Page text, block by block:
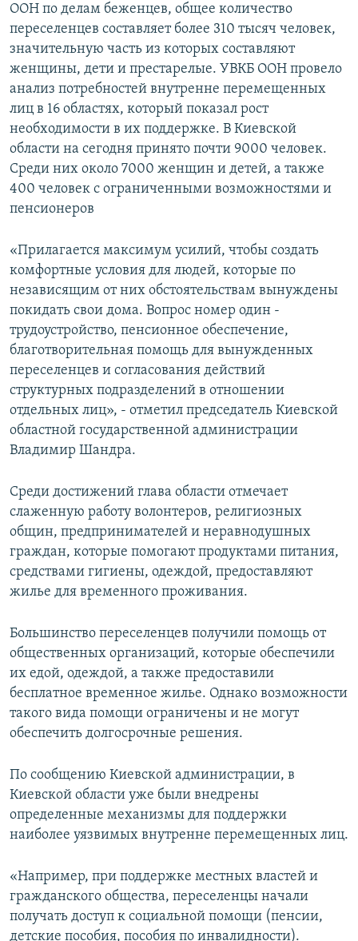
ООН по делам беженцев, общее количество
переселенцев составляет более 310 тысяч человек,
значительную часть из которых составляют
женщины, дети и престарелые. УВКБ ООН провело
анализ потребностей внутренне перемещенных
лиц в 16 областях, который показал рост
необходимости в их поддержке. В Киевской
области на сегодня принято почти 9000 человек.
Среди них около 7000 женщин и детей, а также
400 человек с ограниченными возможностями и
пенсионеров
«Прилагается максимум усилий, чтобы создать
комфортные условия для людей, которые по
независящим от них обстоятельствам вынуждены
покидать свои дома. Вопрос номер один -
трудоустройство, пенсионное обеспечение,
благотворительная помощь для вынужденных
переселенцев и согласования действий
структурных подразделений в отношении
отдельных лиц», - отметил председатель Киевской
областной государственной администрации
Владимир Шандра.
Среди достижений глава области отмечает
слаженную работу волонтеров, религиозных
общин, предпринимателей и неравнодушных
граждан, которые помогают продуктами питания,
средствами гигиены, одеждой, предоставляют
жилье для временного проживания.
Большинство переселенцев получили помощь от
общественных организаций, которые обеспечили
их едой, одеждой, а также предоставили
бесплатное временное жилье. Однако возможности
такого вида помощи ограничены и не могут
обеспечить долгосрочные решения.
По сообщению Киевской администрации, в
Киевской области уже были внедрены
определенные механизмы для поддержки
наиболее уязвимых внутренне перемещенных лиц.
«Например, при поддержке местных властей и
гражданского общества, переселенцы начали
получать доступ к социальной помощи (пенсии,
детские пособия, пособия по инвалидности).